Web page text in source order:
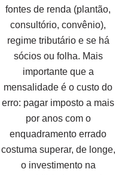
fontes de renda (plantão,
consultório, convênio),
regime tributário e se há
sócios ou folha. Mais
importante que a
mensalidade é o custo do
erro: pagar imposto a mais
por anos com o
enquadramento errado
costuma superar, de longe,
o investimento na